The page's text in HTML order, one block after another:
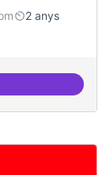
2 anys